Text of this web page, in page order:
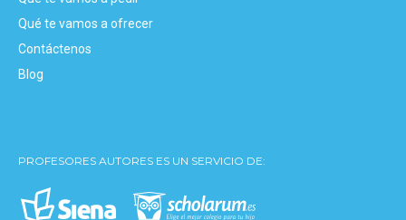
Qué te vamos a ofrecer
Contáctenos
Blog
PROFESORES AUTORES ES UN SERVICIO DE: